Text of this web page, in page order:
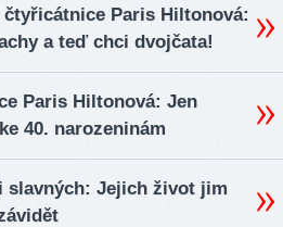
čtyřicátnice Paris Hiltonová:
a teď chci dvojčata!
Paris Hiltonová: Jen
40. narozeninám
slavných: Jejich život jim